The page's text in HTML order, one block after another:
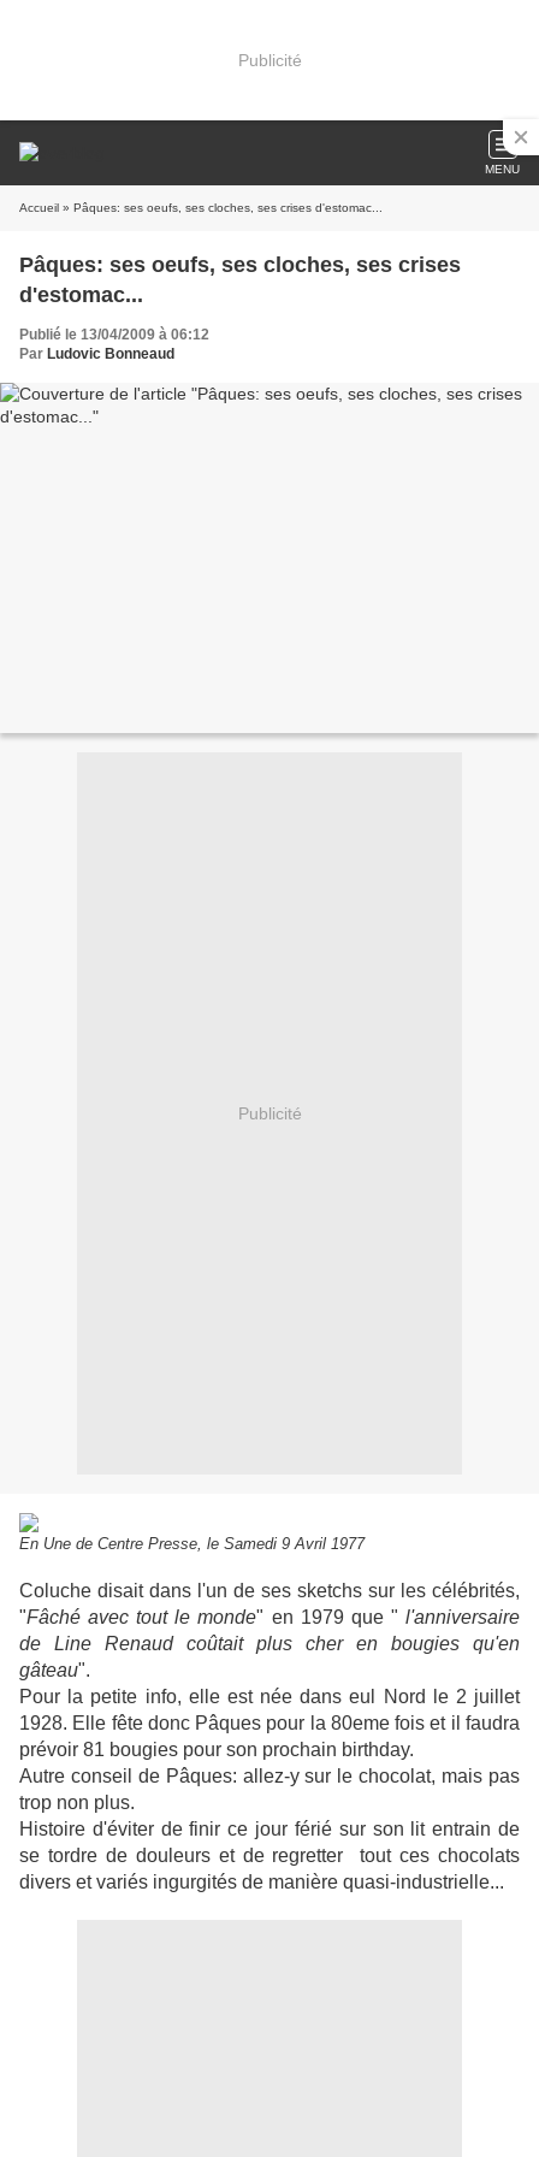
Publicité
MENU
Accueil » Pâques: ses oeufs, ses cloches, ses crises d'estomac...
Pâques: ses oeufs, ses cloches, ses crises
d'estomac...
Publié le 13/04/2009 à 06:12
Par Ludovic Bonneaud
Publicité
En Une de Centre Presse, le Samedi 9 Avril 1977
Coluche disait dans l'un de ses sketchs sur les célébrités,
"Fâché avec tout le monde" en 1979 que "l'anniversaire
de Line Renaud coûtait plus cher en bougies qu'en
gâteau".
Pour la petite info, elle est née dans eul Nord le 2 juillet
1928. Elle fête donc Pâques pour la 80eme fois et il faudra
prévoir 81 bougies pour son prochain birthday.
Autre conseil de Pâques: allez-y sur le chocolat, mais pas
trop non plus.
Histoire d'éviter de finir ce jour férié sur son lit entrain de
se tordre de douleurs et de regretter tout ces chocolats
divers et variés ingurgités de manière quasi-industrielle...